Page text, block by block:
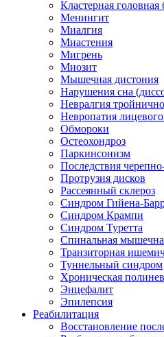
Кластерная головная
Менингит
Миалгия
Миастения
Мигрень
Миозит
Мышечная дистония
Нарушения сна
Невралгия
Невропатия
Обмороки
Остеохондроз
Паркинсонизм
Последствия
Протрузия дисков
Рассеянный склероз
Синдром Гийена-
Синдром Крампи
Синдром Туретта
Спинальная
Транзиторная
Туннельный синдром
Хроническая
Энцефалит
Эпилепсия
Реабилитация
Восстановление